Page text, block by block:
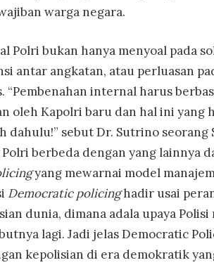
warga negara.
Polri bukan hanya menyoal pada
antar angkatan, atau perluasan
internal harus
oleh Kapolri baru dan hal ini yang
sebut Dr. Sutrino seorang
berbeda dengan yang lainnya
yang mewarnai model
Democratic policinghadir usai
dunia, dimana adala upaya Polisi
lagi. Jadi jelas Democratic
kepolisian di era demokratik